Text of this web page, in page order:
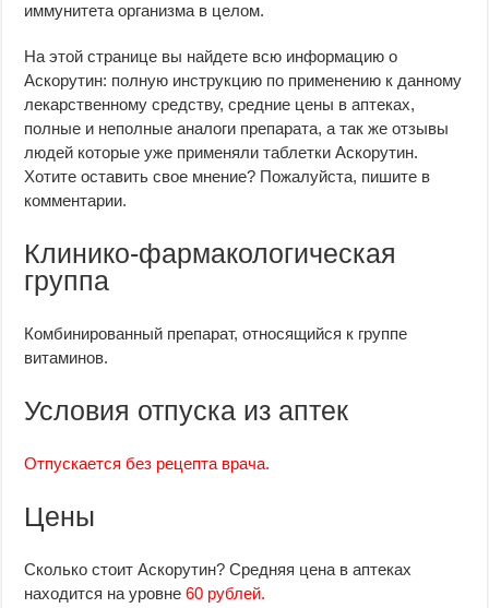
иммунитета организма в целом.
На этой странице вы найдете всю информацию о
Аскорутин: полную инструкцию по применению к данному
лекарственному средству, средние цены в аптеках,
полные и неполные аналоги препарата, а так же отзывы
людей которые уже применяли таблетки Аскорутин.
Хотите оставить свое мнение? Пожалуйста, пишите в
комментарии.
Клинико-фармакологическая
группа
Комбинированный препарат, относящийся к группе
витаминов.
Условия отпуска из аптек
Отпускается без рецепта врача.
Цены
Сколько стоит Аскорутин? Средняя цена в аптеках
находится на уровне60 рублей.